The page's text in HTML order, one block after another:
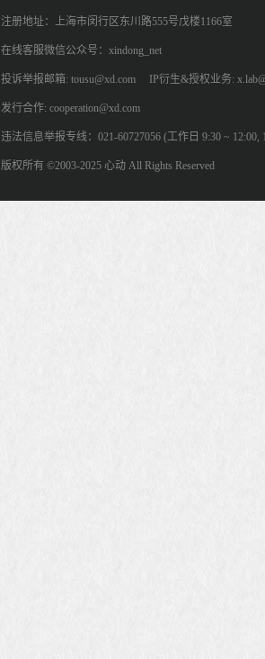
注册地址：上海市闵行区东川路555号戊楼1166室
在线客服微信公众号：xindong_net
投诉举报邮箱: tousu@xd.com IP衍生&授权业务:
发行合作: cooperation@xd.com
违法信息举报专线：021-60727056 (工作日 9:30 ~ 12:00,
版权所有 ©2003-2025 心动 All Rights Reserved